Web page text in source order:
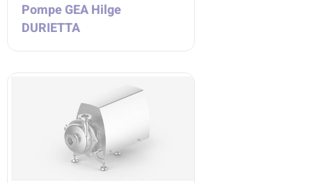
Pompe GEA Hilge
DURIETTA